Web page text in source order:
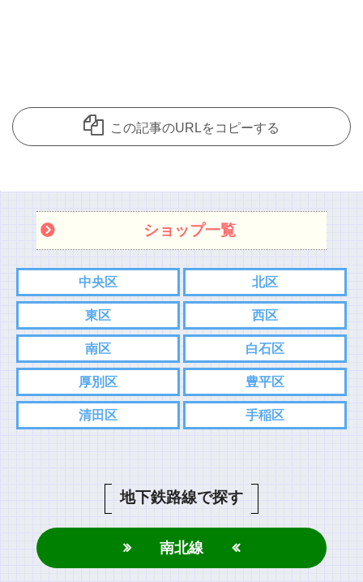
この記事のURLをコピーする
ショップ一覧
中央区 北区
東区 西区
南区 白石区
厚別区 豊平区
清田区 手稲区
地下鉄路線で探す
南北線